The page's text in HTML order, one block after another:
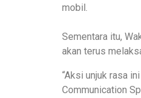
mobil.
Sementara itu,
akan terus
“Aksi unjuk rasa
Communication